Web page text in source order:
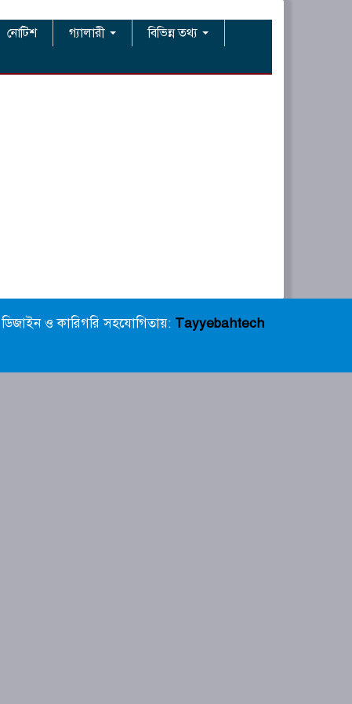
নোটিশ গ্যালারী
বিভিন্ন তথ্য
ডিজাইন ও কারিগরি সহযোগিতায়: Tayyebahtech